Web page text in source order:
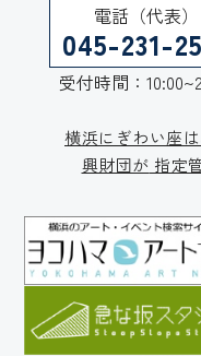
電話（代表）
045-231-
受付時間：
横浜にぎわい座は
興財団が 指定